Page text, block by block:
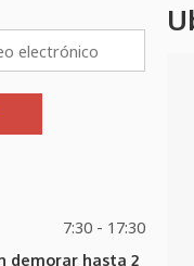
7:30 - 17:30
demorar hasta 2